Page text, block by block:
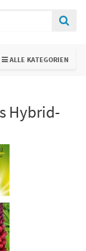
TOGGLE NAVIGATION
ALLE KATEGORIEN
Hybrid-